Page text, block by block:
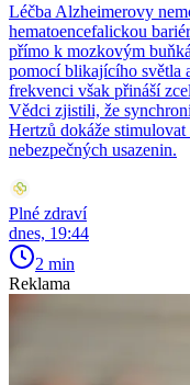
Léčba Alzheimerovy
hematoencefalickou
přímo k mozkovým
pomocí blikajícího světla
frekvenci však přináší
Vědci zjistili, že
Hertzů dokáže
nebezpečných usazenin.
Plné zdraví
dnes, 19:44
2 min
Reklama